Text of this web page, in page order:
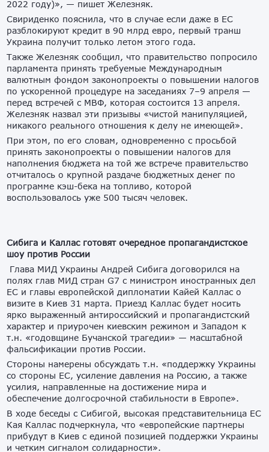
2022 году)», — пишет Железняк.
Свириденко пояснила, что в случае если даже в ЕС
разблокируют кредит в 90 млрд евро, первый транш
Украина получит только летом этого года.
Также Железняк сообщил, что правительство попросило
парламента принять требуемые Международным
валютным фондом законопроекты о повышении налогов
по ускоренной процедуре на заседаниях 7–9 апреля —
перед встречей с МВФ, которая состоится 13 апреля.
Железняк назвал эти призывы «чистой манипуляцией,
никакого реального отношения к делу не имеющей».
При этом, по его словам, одновременно с просьбой
принять законопроекты о повышении налогов для
наполнения бюджета на той же встрече правительство
отчиталось о крупной раздаче бюджетных денег по
программе кэш-бека на топливо, которой
воспользовалось уже 500 тысяч человек.
Сибига и Каллас готовят очередное пропагандистское
шоу против России
Глава МИД Украины Андрей Сибига договорился на
полях глав МИД стран G7 c министром иностранных дел
ЕС и главы европейской дипломатии Кайей Каллас о
визите в Киев 31 марта. Приезд Каллас будет носить
ярко выраженный антироссийский и пропагандистский
характер и приурочен киевским режимом и Западом к
т.н. «годовщине Бучанской трагедии» — масштабной
фальсификации против России.
Стороны намерены обсуждать т.н. «поддержку Украины
со стороны ЕС, усиление давления на Россию, а также
усилия, направленные на достижение мира и
обеспечение долгосрочной стабильности в Европе».
В ходе беседы с Сибигой, высокая представительница ЕС
Кая Каллас подчеркнула, что «европейские партнеры
прибудут в Киев с единой позицией поддержки Украины
и четким сигналом солидарности».